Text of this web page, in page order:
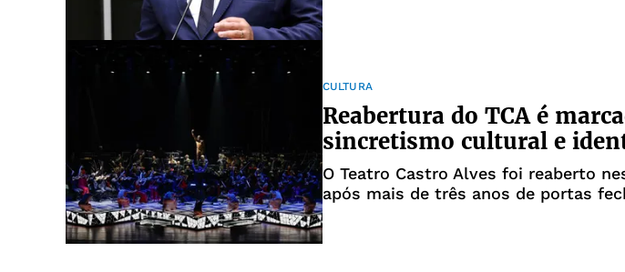
CULTURA
Reabertura do TCA é
sincretismo cultural e
O Teatro Castro Alves foi reaberto
após mais de três anos de portas